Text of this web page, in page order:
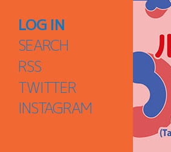
LOG IN
SEARCH
RSS
TWITTER
INSTAGRAM